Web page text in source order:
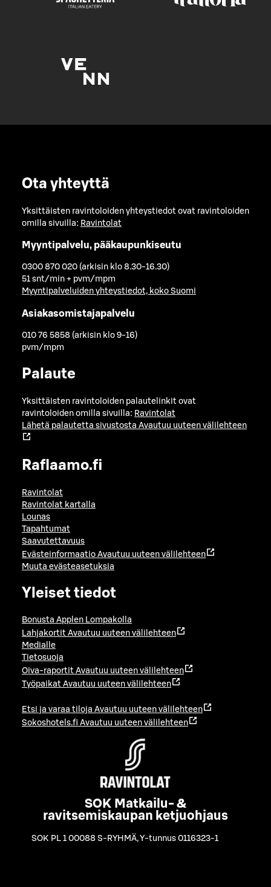
Ota yhteyttä
Yksittäisten ravintoloiden yhteystiedot ovat ravintoloiden
omilla sivuilla: Ravintolat
Myyntipalvelu, pääkaupunkiseutu
0300 870 020 (arkisin klo 8.30-16.30)
51 snt/min + pvm/mpm
Myyntipalveluiden yhteystiedot, koko Suomi
Asiakasomistajapalvelu
010 76 5858 (arkisin klo 9-16)
pvm/mpm
Palaute
Yksittäisten ravintoloiden palautelinkit ovat
ravintoloiden omilla sivuilla: Ravintolat
Lähetä palautetta sivustosta Avautuu uuteen välilehteen
Raflaamo.fi
Ravintolat
Ravintolat kartalla
Lounas
Tapahtumat
Saavutettavuus
Evästeinformaatio Avautuu uuteen välilehteen
Muuta evästeasetuksia
Yleiset tiedot
Bonusta Applen Lompakolla
Lahjakortit Avautuu uuteen välilehteen
Medialle
Tietosuoja
Oiva-raportit Avautuu uuteen välilehteen
Työpaikat Avautuu uuteen välilehteen
Etsi ja varaa tiloja Avautuu uuteen välilehteen
Sokoshotels.fi Avautuu uuteen välilehteen
SOK Matkailu- &
ravitsemiskaupan ketjuohjaus
SOK PL 1 00088 S-RYHMÄ,Y-tunnus 0116323-1